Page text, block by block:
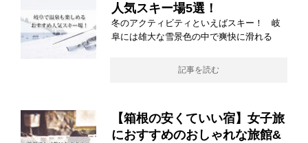
人気スキー場5選！
冬のアクティビティといえばスキー！ 岐
阜には雄大な雪景色の中で爽快に滑れる
記事を読む
【箱根の安くていい宿】女子旅
におすすめのおしゃれな旅館&